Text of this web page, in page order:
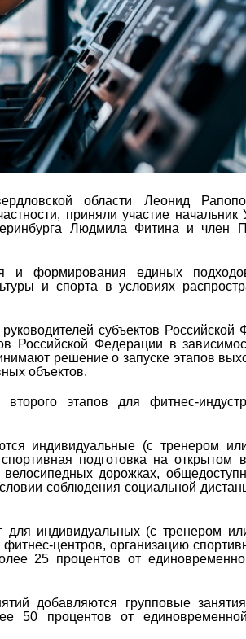
области Леонид
приняли участие
Людмила Фитина и член
и формирования единых
и спорта в условиях
субъектов Российской
Российской Федерации в
решение о запуске этапов
объектов.
этапов для фитнес-
индивидуальные (с тренером
подготовка на открытом
дорожках,
соблюдения социальной
для индивидуальных (с тренером
центров, организацию
25 процентов от
добавляются групповые
50 процентов от единовременной